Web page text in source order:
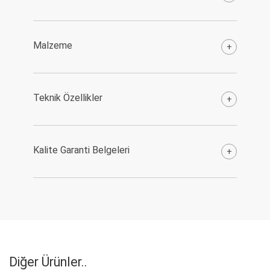
Malzeme +
Teknik Özellikler +
Kalite Garanti Belgeleri +
Diğer Ürünler..